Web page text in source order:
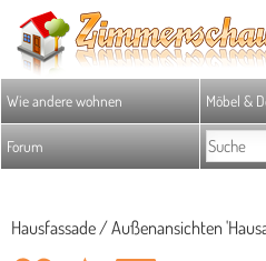
Wie andere wohnen Möbel &
Forum
Hausfassade / Außenansichten